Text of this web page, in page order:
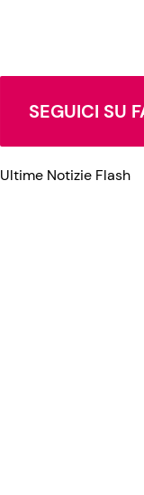
SEGUICI SU
Ultime Notizie Flash